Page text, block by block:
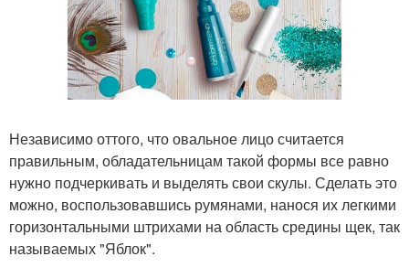
Независимо оттого, что овальное лицо считается
правильным, обладательницам такой формы все равно
нужно подчеркивать и выделять свои скулы. Сделать это
можно, воспользовавшись румянами, нанося их легкими
горизонтальными штрихами на область средины щек, так
называемых "Яблок".